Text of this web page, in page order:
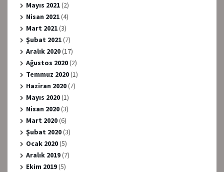
Mayıs 2021(2)
Nisan 2021(4)
Mart 2021(3)
Şubat 2021(7)
Aralık 2020(17)
Ağustos 2020(2)
Temmuz 2020(1)
Haziran 2020(7)
Mayıs 2020(1)
Nisan 2020(3)
Mart 2020(6)
Şubat 2020(3)
Ocak 2020(5)
Aralık 2019(7)
Ekim 2019(5)